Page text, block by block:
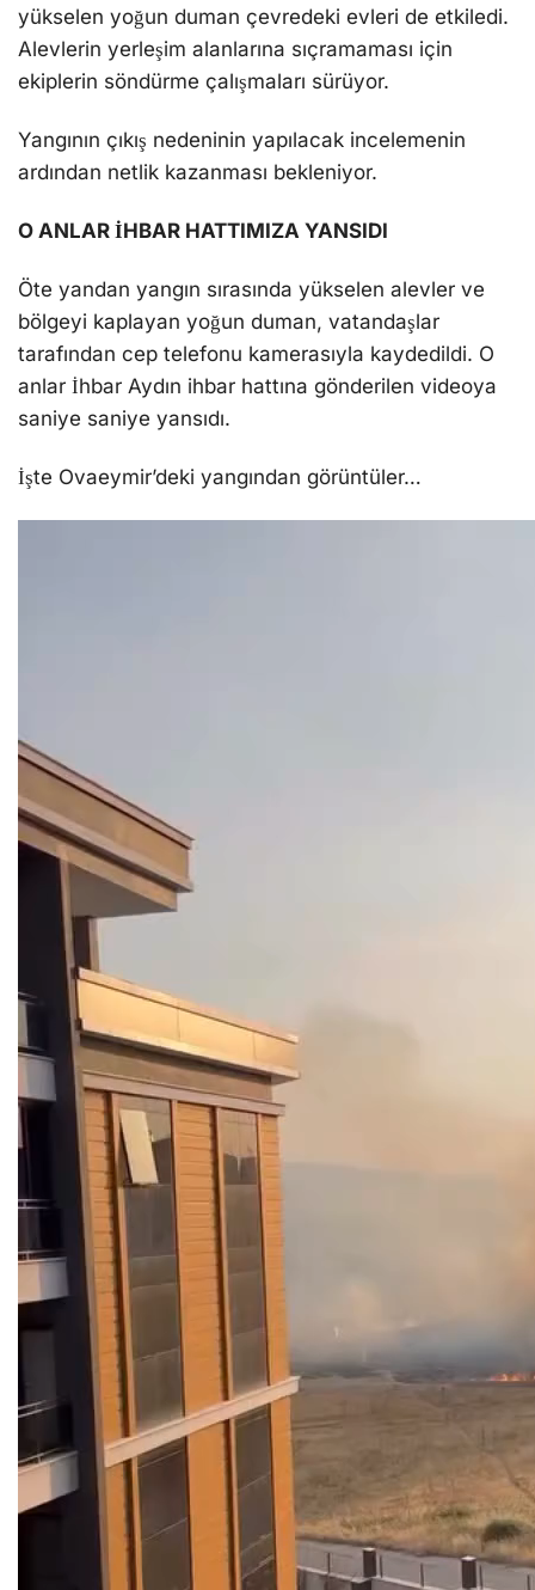
yükselen yoğun duman çevredeki evleri de etkiledi.
Alevlerin yerleşim alanlarına sıçramaması için
ekiplerin söndürme çalışmaları sürüyor.
Yangının çıkış nedeninin yapılacak incelemenin
ardından netlik kazanması bekleniyor.
O ANLAR İHBAR HATTIMIZA YANSIDI
Öte yandan yangın sırasında yükselen alevler ve
bölgeyi kaplayan yoğun duman, vatandaşlar
tarafından cep telefonu kamerasıyla kaydedildi. O
anlar İhbar Aydın ihbar hattına gönderilen videoya
saniye saniye yansıdı.
İşte Ovaeymir’deki yangından görüntüler…